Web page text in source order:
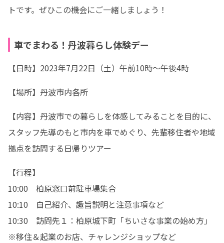
トです。ぜひこの機会にご一緒しましょう！
車でまわる！丹波暮らし体験デー
【日時】2023年7月22日（土）午前10時～午後4時
【場所】丹波市内各所
【内容】丹波市での暮らしを体感してみることを目的に、
スタッフ先導のもと市内を車でめぐり、先輩移住者や地域
拠点を訪問する日帰りツアー
【行程】
10:00　柏原窓口前駐車場集合
10:10　自己紹介、趣旨説明と注意事項など
10:30　訪問先１：柏原城下町「ちいさな事業の始め方」
※移住＆起業のお店、チャレンジショップなど